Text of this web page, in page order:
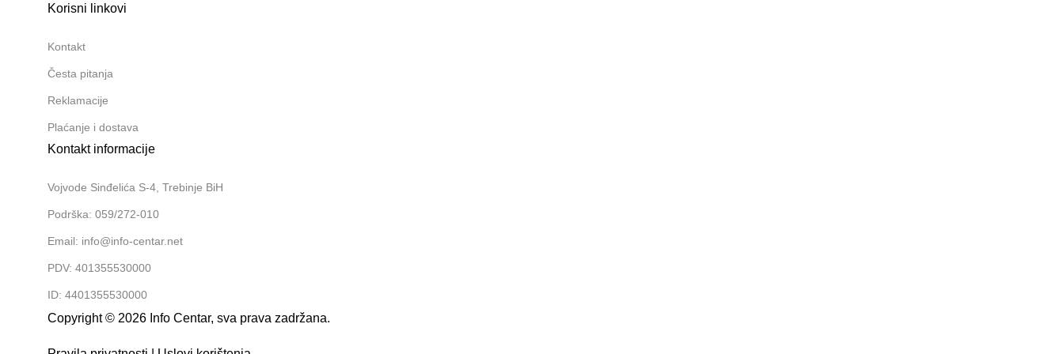
Korisni linkovi
Kontakt
Česta pitanja
Reklamacije
Plaćanje i dostava
Kontakt informacije
Vojvode Sinđelića S-4, Trebinje BiH
Podrška: 059/272-010
Email: info@info-centar.net
PDV: 401355530000
ID: 4401355530000
Copyright © 2026 Info Centar, sva prava zadržana.